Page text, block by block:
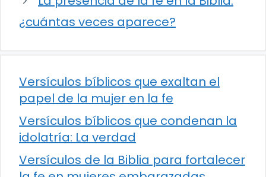
¿cuántas veces aparece?
Versículos bíblicos que exaltan el
papel de la mujer en la fe
Versículos bíblicos que condenan la
idolatría: La verdad
Versículos de la Biblia para fortalecer